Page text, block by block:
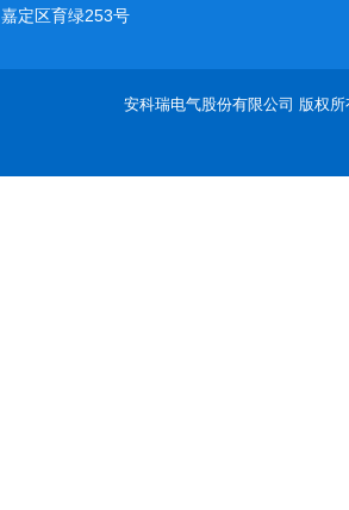
嘉定区育绿253号
安科瑞电气股份有限公司 版权